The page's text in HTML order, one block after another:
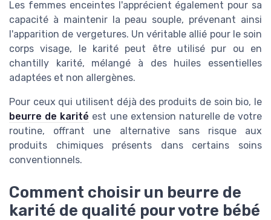
Les femmes enceintes l'apprécient également pour sa
capacité à maintenir la peau souple, prévenant ainsi
l'apparition de vergetures. Un véritable allié pour le soin
corps visage, le karité peut être utilisé pur ou en
chantilly karité, mélangé à des huiles essentielles
adaptées et non allergènes.
Pour ceux qui utilisent déjà des produits de soin bio, le
beurre de karité est une extension naturelle de votre
routine, offrant une alternative sans risque aux
produits chimiques présents dans certains soins
conventionnels.
Comment choisir un beurre de
karité de qualité pour votre bébé